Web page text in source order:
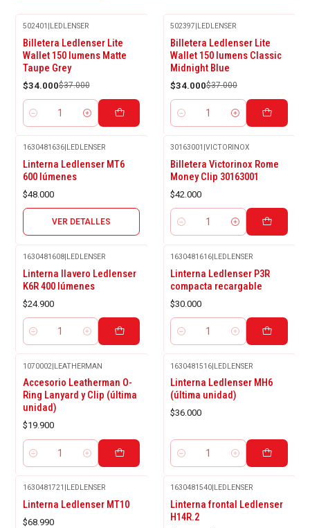
-8%
OFF
502401 |LEDLENSER
Billetera Ledlenser Lite
Wallet 150 lumens Matte
Taupe Grey
$34.000$37.000
Cantidad
-8%
OFF
502397|LEDLENSER
Billetera Ledlenser Lite
Wallet 150 lumens Classic
Midnight Blue
$34.000$37.000
Cantidad
1630481636| LEDLENSER
Linterna Ledlenser MT6
600 lúmenes
$48.000
VER DETALLES
30163001 VICTORINOX
Billetera Victorinox Rome
Money Clip 30163001
$42.000
Cantidad
1630481608|LEDLENSER
Linterna llavero Ledlenser
K6R 400 lúmenes
$24.900
Cantidad
1630481616|LEDLENSER
Linterna Ledlenser P3R
compacta recargable
$30.000
Cantidad
1070002|LEATHERMAN
Accesorio Leatherman O-
Ring Lanyard y Clip (última
unidad)
$19.900
Cantidad
1630481516|LEDLENSER
Linterna Ledlenser MH6
(última unidad)
$36.000
Cantidad
1630481721 LEDLENSER
Linterna Ledlenser MT10
$68.990
-7%
OFF
1630481540 LEDLENSER
Linterna frontal Ledlenser
H14R.2